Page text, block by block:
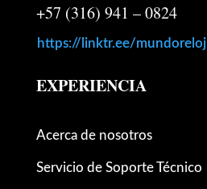
+57 (316) 941 – 0824
https://linktr.ee/mundoreloj
EXPERIENCIA
Acerca de nosotros
Servicio de Soporte Técnico